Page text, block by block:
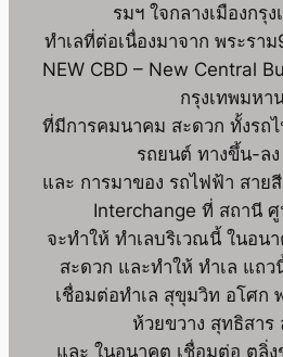
รมฯ ใจกลางเมืองกรุ
ทำเลที่ต่อเนื่องมาจาก พระรา
NEW CBD – New Central
กรุงเทพมหา
ที่มีการคมนาคม สะดวก ทั้งรถ
รถยนต์ ทางขึ้น-ล
และ การมาของ รถไฟฟ้า สาย
Interchange ที่ สถานี
จะทำให้ ทำเลบริเวณนี้ ในอน
สะดวก และทำให้ ทำเล แถ
เชื่อมต่อทำเล สุขุมวิท อโศก
ห้วยขวาง สุทธิสาร
และ ในอนาคต เชื่อมต่อ ตลิ่